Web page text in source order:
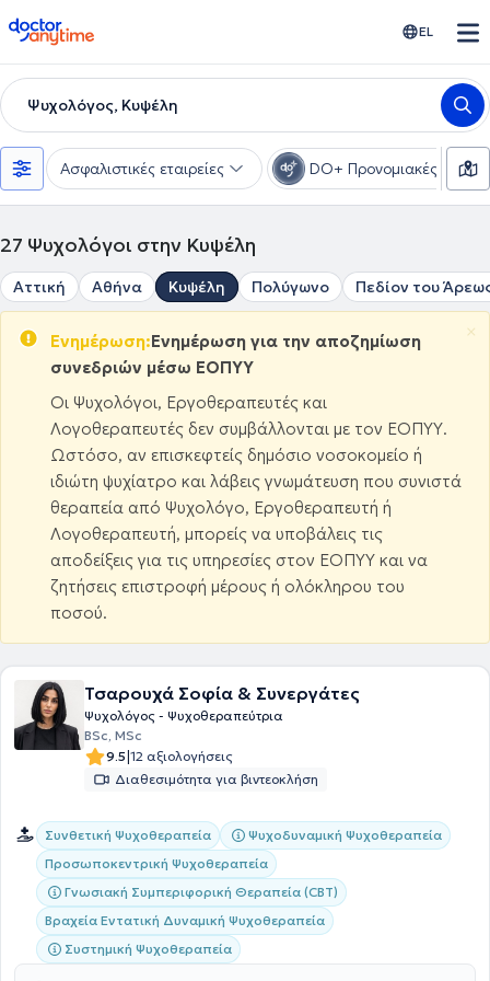
doctoranytime EL
Ψυχολόγος, Κυψέλη
Ασφαλιστικές εταιρείες DO+ Προνομιακές τιμές
27 Ψυχολόγοι στην Κυψέλη
Αττική Αθήνα Κυψέλη Πολύγωνο Πεδίον του
Ενημέρωση:Ενημέρωση για την αποζημίωση
συνεδριών μέσω ΕΟΠΥΥ
Οι Ψυχολόγοι, Εργοθεραπευτές και
Λογοθεραπευτές δεν συμβάλλονται με τον ΕΟΠΥΥ.
Ωστόσο, αν επισκεφτείς δημόσιο νοσοκομείο ή
ιδιώτη ψυχίατρο και λάβεις γνωμάτευση που συνιστά
θεραπεία από Ψυχολόγο, Εργοθεραπευτή ή
Λογοθεραπευτή, μπορείς να υποβάλεις τις
αποδείξεις για τις υπηρεσίες στον ΕΟΠΥΥ και να
ζητήσεις επιστροφή μέρους ή ολόκληρου του
ποσού.
×
Τσαρουχά Σοφία & Συνεργάτες
Ψυχολόγος - Ψυχοθεραπεύτρια
BSc, MSc
9.5|12 αξιολογήσεις
Διαθεσιμότητα για βιντεοκλήση
Συνθετική Ψυχοθεραπεία
Ψυχοδυναμική Ψυχοθεραπεία
Προσωποκεντρική Ψυχοθεραπεία
Γνωσιακή Συμπεριφορική Θεραπεία (CBT)
Βραχεία Εντατική Δυναμική Ψυχοθεραπεία
Συστημική Ψυχοθεραπεία